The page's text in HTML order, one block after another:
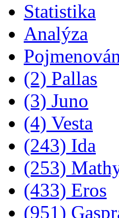
Statistika
Analýza
(2) Pallas
(3) Juno
(4) Vesta
(243) Ida
(253)
(433) Eros
(951)